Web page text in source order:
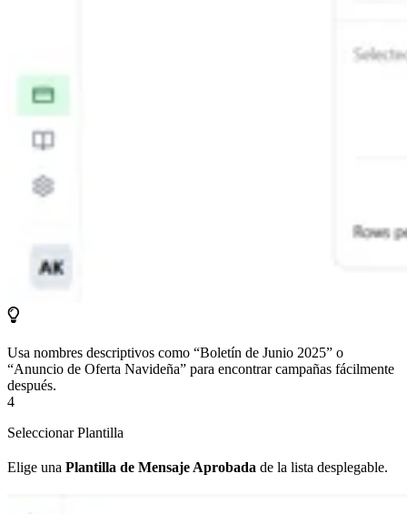
Usa nombres descriptivos como “Boletín de Junio 2025” o
“Anuncio de Oferta Navideña” para encontrar campañas fácilmente
después.
4
Seleccionar Plantilla
Elige una Plantilla de Mensaje Aprobada de la lista desplegable.